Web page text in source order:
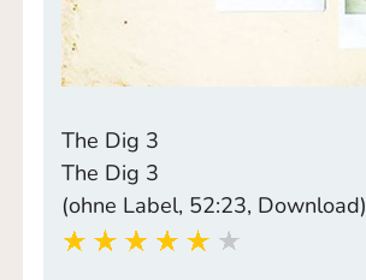
The Dig 3
The Dig 3
(ohne Label, 52:23, Download)